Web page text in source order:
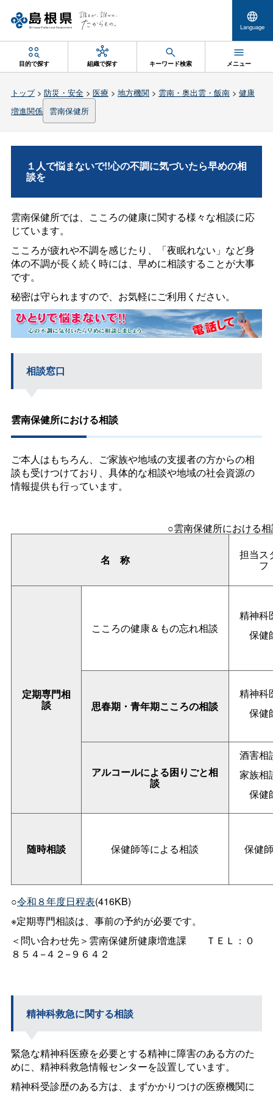
Language
目的で探す 組織で探す キーワード検索 メニュー
トップ> 防災・安全> 医療 > 地方機関> 雲南・奥出雲・飯南> 健康
増進関係
雲南保健所
１人で悩まないで!!心の不調に気づいたら早めの相
談を
雲南保健所では、こころの健康に関する様々な相談に応
じています。
こころが疲れや不調を感じたり、「夜眠れない」など身
体の不調が長く続く時には、早めに相談することが大事
です。
秘密は守られますので、お気軽にご利用ください。
相談窓口
雲南保健所における相談
ご本人はもちろん、ご家族や地域の支援者の方からの相
談も受けつけており、具体的な相談や地域の社会資源の
情報提供も行っています。
○雲南保健所における
名称 担当ス
フ
定期専門相
談
こころの健康＆もの忘れ相談
精神科
保健
思春期・青年期こころの相談
精神科
保健
アルコールによる困りごと相
談
酒害相
家族相
保健
随時相談 保健師等による相談 保健
○令和８年度日程表(416KB)
※定期専門相談は、事前の予約が必要です。
＜問い合わせ先＞雲南保健所健康増進課
ＴＥＬ：０
８５４−４２−９６４２
精神科救急に関する相談
緊急な精神科医療を必要とする精神に障害のある方のた
めに、精神科救急情報センターを設置しています。
精神科受診歴のある方は、まずかかりつけの医療機関に